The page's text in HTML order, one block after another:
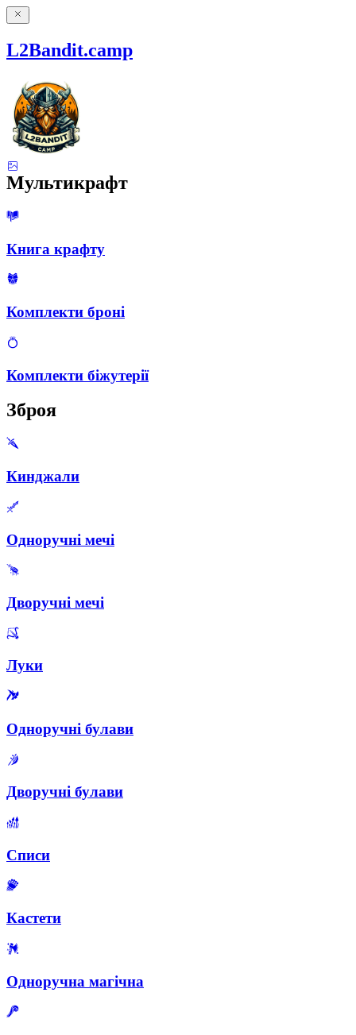
L2Bandit.camp
Мультикрафт
Книга крафту
Комплекти броні
Комплекти біжутерії
Зброя
Кинджали
Одноручні мечі
Дворучні мечі
Луки
Одноручні булави
Дворучні булави
Списи
Кастети
Одноручна магічна